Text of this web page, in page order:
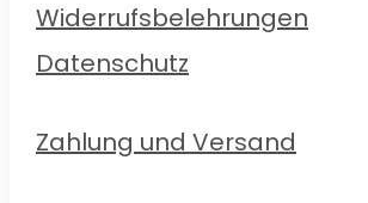
Widerrufsbelehrungen
Datenschutz
Zahlung und Versand